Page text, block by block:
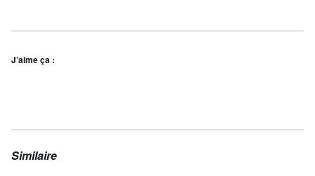
J’aime ça :
Similaire